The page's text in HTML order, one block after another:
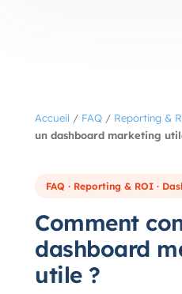
Accueil / FAQ / Reporting &
un dashboard marketing
FAQ · Reporting & ROI ·
Comment
dashboard
utile ?